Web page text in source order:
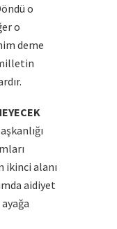
o
o
deme
ikinci alanı
aidiyet